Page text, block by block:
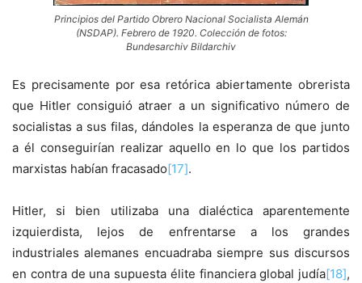
Principios del Partido Obrero Nacional Socialista Alemán
(NSDAP). Febrero de 1920. Colección de fotos:
Bundesarchiv Bildarchiv
Es precisamente por esa retórica abiertamente obrerista
que Hitler consiguió atraer a un significativo número de
socialistas a sus filas, dándoles la esperanza de que junto
a él conseguirían realizar aquello en lo que los partidos
marxistas habían fracasado[17].
Hitler, si bien utilizaba una dialéctica aparentemente
izquierdista, lejos de enfrentarse a los grandes
industriales alemanes encuadraba siempre sus discursos
en contra de una supuesta élite financiera global judía[18],